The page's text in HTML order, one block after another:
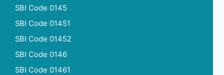
SBI Code 0145
SBI Code 01451
SBI Code 01452
SBI Code 0146
SBI Code 01461